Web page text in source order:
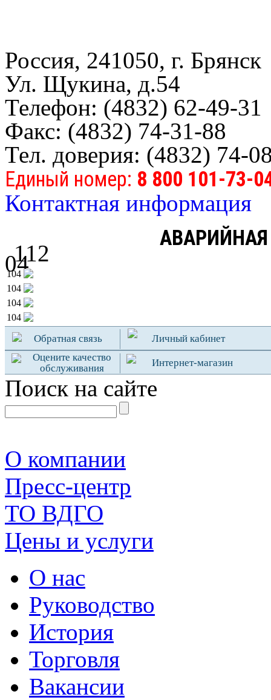
Россия, 241050, г. Брянск
Ул. Щукина, д.54
Телефон: (4832) 62-49-31
Факс: (4832) 74-31-88
Тел. доверия: (4832) 74-
Единый номер: 8 800 101-73-
Контактная информация
04
112
104
104
104
104
Обратная связь
Личный кабинет
Оцените качество
обслуживания
Интернет-магазин
Поиск на сайте
О компании
Пресс-центр
TO ВДГО
Цены и услуги
О нас
Руководство
История
Торговля
Вакансии